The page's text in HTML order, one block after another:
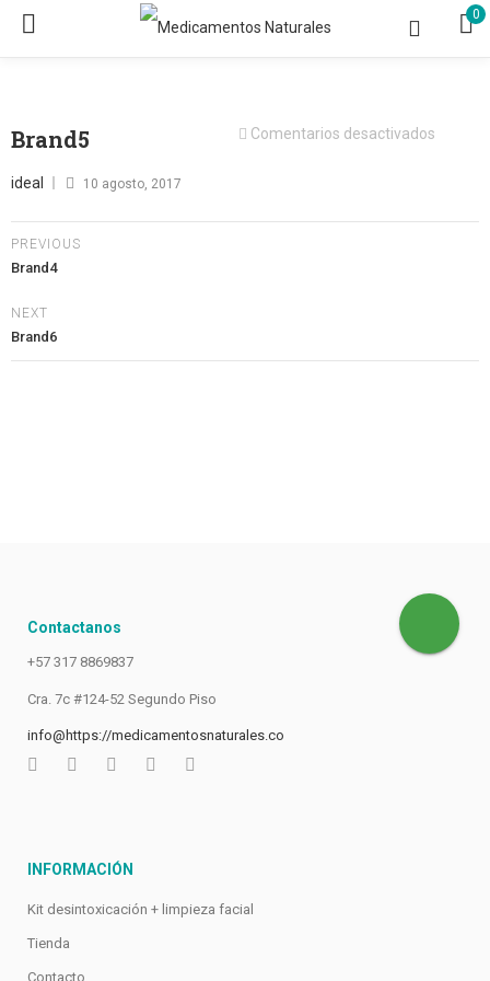
0
Comentarios desactivados
Brand5
ideal
Posted
10 agosto, 2017
PREVIOUS
Brand4
NEXT
Brand6
Contactanos
+57 317 8869837
Cra. 7c #124-52 Segundo Piso
info@https://medicamentosnaturales.co
INFORMACIÓN
Kit desintoxicación + limpieza facial
Tienda
Contacto